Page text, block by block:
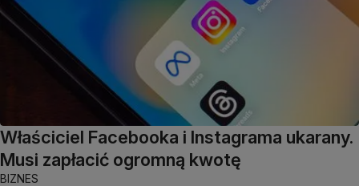
Właściciel Facebooka i Instagrama ukarany.
Musi zapłacić ogromną kwotę
BIZNES